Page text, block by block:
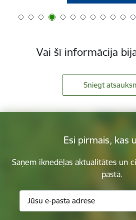
Vai šī informācija
Sniegt
Esi pirmais, kas
Saņem iknedēļas aktualitātes un
pastā.